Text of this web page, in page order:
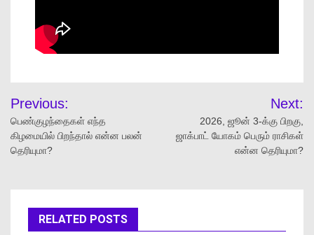
Previous:
பெண்குழந்தைகள் எந்த
கிழமையில் பிறந்தால் என்ன பலன்
தெரியுமா?
Next:
2026, ஜூன் 3-க்கு பிறகு,
ஜாக்பாட் யோகம் பெரும் ராசிகள்
என்ன தெரியுமா?
RELATED POSTS